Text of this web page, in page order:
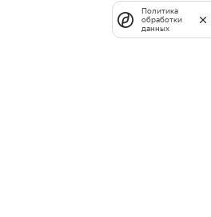
Политика
обработки
данных